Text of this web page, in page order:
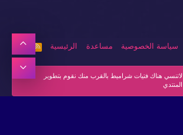
سياسة الخصوصية مساعدة الرئيسية
S
لاتنسي هناك فتيات شراميط بالقرب منك نقوم بتطوير
المنتدي
أعلى
أسفل